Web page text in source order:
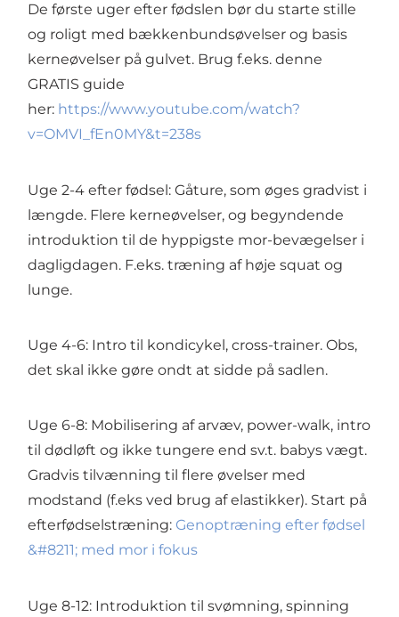
De første uger efter fødslen bør du starte stille
og roligt med bækkenbundsøvelser og basis
kerneøvelser på gulvet. Brug f.eks. denne
GRATIS guide
her: https://www.youtube.com/watch?
v=OMVI_fEn0MY&t=238s
Uge 2-4 efter fødsel: Gåture, som øges gradvist i
længde. Flere kerneøvelser, og begyndende
introduktion til de hyppigste mor-bevægelser i
dagligdagen. F.eks. træning af høje squat og
lunge.
Uge 4-6: Intro til kondicykel, cross-trainer. Obs,
det skal ikke gøre ondt at sidde på sadlen.
Uge 6-8: Mobilisering af arvæv, power-walk, intro
til dødløft og ikke tungere end sv.t. babys vægt.
Gradvis tilvænning til flere øvelser med
modstand (f.eks ved brug af elastikker). Start på
efterfødselstræning: Genoptræning efter fødsel
&#8211; med mor i fokus
Uge 8-12: Introduktion til svømning, spinning